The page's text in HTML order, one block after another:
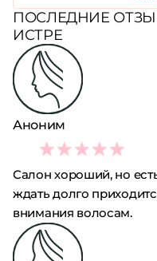
ПОСЛЕДНИЕ
ИСТРЕ
Аноним
3
Салон хороший, но
ждать долго
внимания волосам.